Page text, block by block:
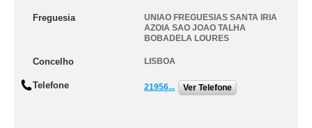
Freguesia
UNIAO FREGUESIAS SANTA IRIA
AZOIA SAO JOAO TALHA
BOBADELA LOURES
Concelho LISBOA
Telefone 21956... Ver Telefone